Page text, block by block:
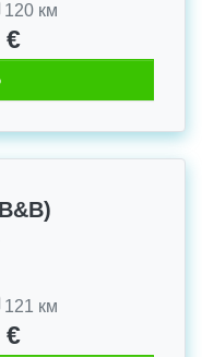
120 км
€
121 км
€